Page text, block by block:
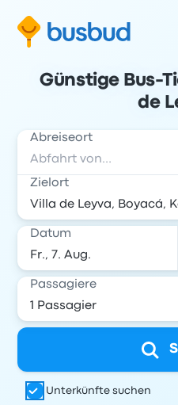
Günstige Bus-
de
Abreiseort
Zielort
Datum
Passagiere
Unterkünfte suchen